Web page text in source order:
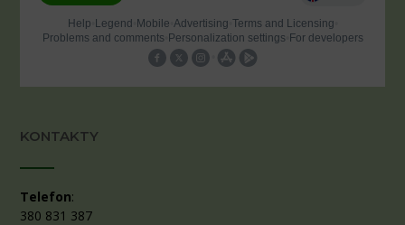
KONTAKTY
Telefon:
380 831 387